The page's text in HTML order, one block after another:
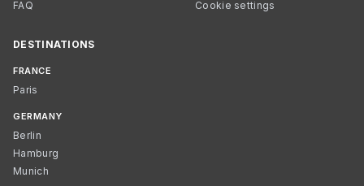
FAQ
Cookie settings
DESTINATIONS
FRANCE
Paris
GERMANY
Berlin
Hamburg
Munich